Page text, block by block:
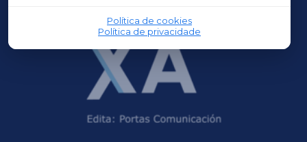
Política de cookies
Política de privacidade